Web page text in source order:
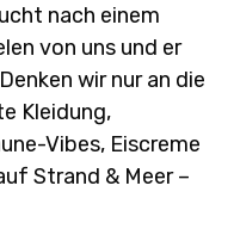
nach einem
von uns und er
wir nur an die
Kleidung,
Vibes, Eiscreme
Strand & Meer –